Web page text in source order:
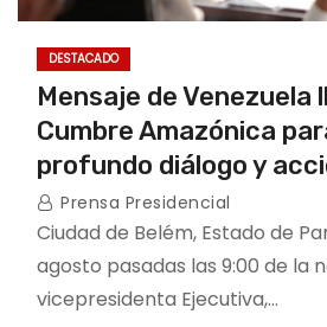
DESTACADO
Mensaje de Venezuela
Cumbre Amazónica
profundo diálogo y
Prensa Presidencial
Ciudad de Belém, Estado de
agosto pasadas las 9:00 de la
vicepresidenta Ejecutiva,…